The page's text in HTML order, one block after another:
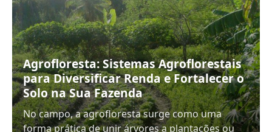
Agrofloresta: Sistemas Agroflorestais
para Diversificar Renda e Fortalecer o
Solo na Sua Fazenda
No campo, a agrofloresta surge como uma
forma prática de unir árvores a plantações ou